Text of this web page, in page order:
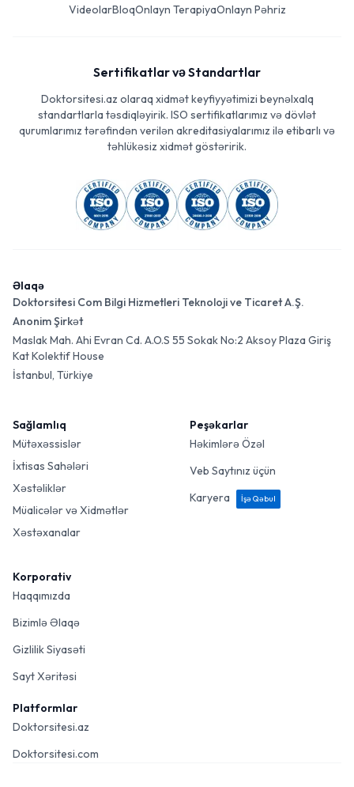
VideolarBloqOnlayn TerapiyaOnlayn Pəhriz
Sertifikatlar və Standartlar
Doktorsitesi.az olaraq xidmət keyfiyyətimizi beynəlxalq
standartlarla təsdiqləyirik. ISO sertifikatlarımız və dövlət
qurumlarımız tərəfindən verilən akreditasiyalarımız ilə etibarlı və
təhlükəsiz xidmət göstəririk.
Əlaqə
Doktorsitesi Com Bilgi Hizmetleri Teknoloji ve Ticaret A.Ş.
Anonim Şirkət
Maslak Mah. Ahi Evran Cd. A.O.S 55 Sokak No:2 Aksoy Plaza Giriş
Kat Kolektif House
İstanbul, Türkiye
Sağlamlıq
Mütəxəssislər
İxtisas Sahələri
Xəstəliklər
Müalicələr və Xidmətlər
Xəstəxanalar
Peşəkarlar
Həkimlərə Özəl
Veb Saytınız üçün
Karyera
İşə Qəbul
Korporativ
Haqqımızda
Bizimlə Əlaqə
Gizlilik Siyasəti
Sayt Xəritəsi
Platformlar
Doktorsitesi.az
Doktorsitesi.com